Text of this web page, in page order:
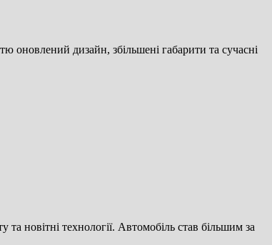
дизайн, збільшені габарити та сучасні
новітні технології. Автомобіль став більшим за